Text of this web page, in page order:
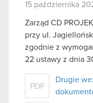
15 października
Zarząd CD
przy ul.
zgodnie z
22 ustawy z dnia
PDF
Drugie